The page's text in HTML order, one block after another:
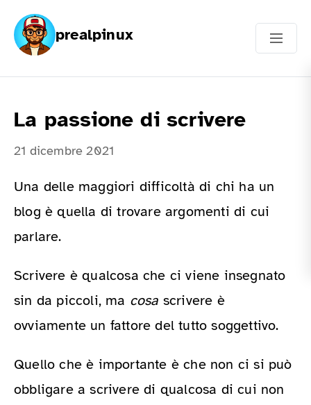
prealpinux
La passione di scrivere
21 dicembre 2021
Una delle maggiori difficoltà di chi ha un
blog è quella di trovare argomenti di cui
parlare.
Scrivere è qualcosa che ci viene insegnato
sin da piccoli, ma cosa scrivere è
ovviamente un fattore del tutto soggettivo.
Quello che è importante è che non ci si può
obbligare a scrivere di qualcosa di cui non